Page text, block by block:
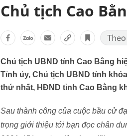
Chủ tịch Cao
Chủ tịch UBND tỉnh Cao Bằng
Tỉnh ủy, Chủ tịch UBND tỉnh
thứ nhất, HĐND tỉnh Cao Bằng
Sau thành công của cuộc bầu cử
trọng giới thiệu tới bạn đọc chân